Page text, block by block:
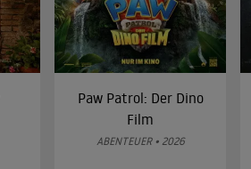
Paw Patrol: Der Dino
Film
ABENTEUER • 2026